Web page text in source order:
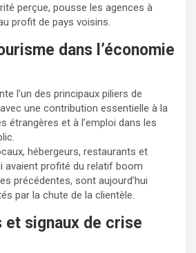
perçue, pousse les agences à
profit de pays voisins.
dans l’économie
l’un des principaux piliers de
une contribution essentielle à la
étrangères et à l’emploi dans les
hébergeurs, restaurants et
avaient profité du relatif boom
précédentes, sont aujourd’hui
par la chute de la clientèle.
et signaux de crise